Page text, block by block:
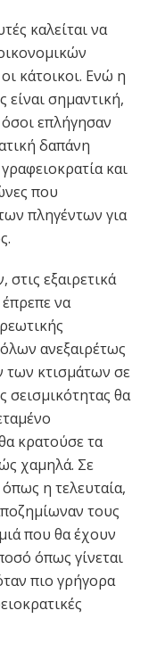
καλείται να
κάτοικοι. Ενώ η
είναι σημαντική,
επλήγησαν
δαπάνη
και
που
πληγέντων για
εξαιρετικά
έπρεπε να
ανεξαιρέτως
των κτισμάτων σε
σεισμικότητας θα
κρατούσε τα
χαμηλά. Σε
η τελευταία,
τους
που θα έχουν
όπως γίνεται
πιο γρήγορα